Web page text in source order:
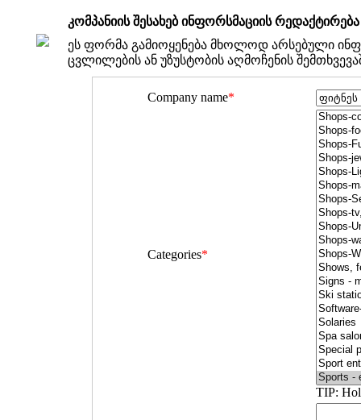
კომპანიის შესახებ ინფორსმაციის რედაქტირება
ეს ფორმა გამიოყენება მხოლოდ არსებული
ცვლილების ან უზუსტობის აღმოჩენის
Company name*
Categories*
TIP: